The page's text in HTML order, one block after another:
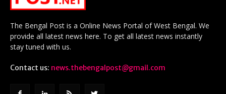
The Bengal Post is a Online News Portal of West Bengal. We
provide all latest news here. To get all latest news instantly
stay tuned with us.
Contact us: news.thebengalpost@gmail.com